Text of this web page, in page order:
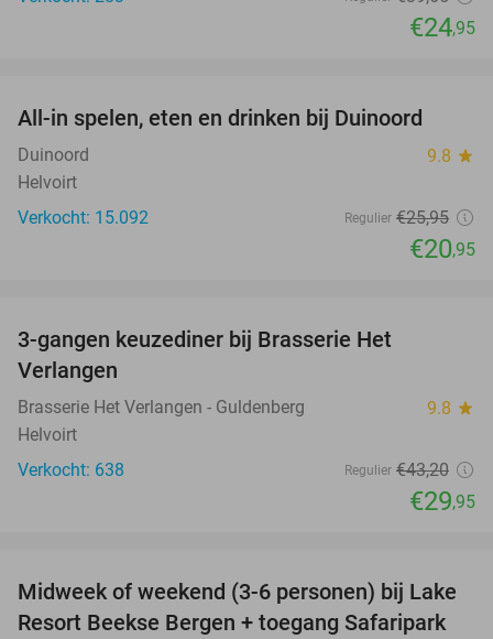
€24,95
All-in spelen, eten en drinken bij Duinoord
Duinoord 9.8 star
Helvoirt
Verkocht: 15.092
Regulier €25,95
€20,95
3-gangen keuzediner bij Brasserie Het
Verlangen
Brasserie Het Verlangen - Guldenberg 9.8 star
Helvoirt
Verkocht: 638
Regulier €43,20
€29,95
53%
Midweek of weekend (3-6 personen) bij Lake
Resort Beekse Bergen + toegang Safaripark